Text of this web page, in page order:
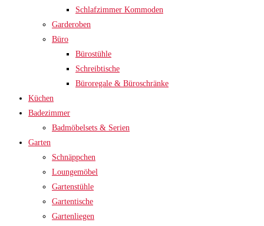
Schlafzimmer Kommoden
Garderoben
Büro
Bürostühle
Schreibtische
Büroregale & Büroschränke
Küchen
Badezimmer
Badmöbelsets & Serien
Garten
Schnäppchen
Loungemöbel
Gartenstühle
Gartentische
Gartenliegen